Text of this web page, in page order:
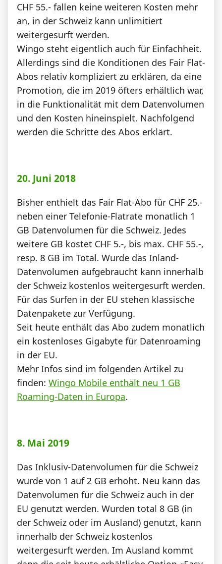
CHF 55.- fallen keine weiteren Kosten mehr
an, in der Schweiz kann unlimitiert
weitergesurft werden.
Wingo steht eigentlich auch für Einfachheit.
Allerdings sind die Konditionen des Fair Flat-
Abos relativ kompliziert zu erklären, da eine
Promotion, die im 2019 öfters erhältlich war,
in die Funktionalität mit dem Datenvolumen
und den Kosten hineinspielt. Nachfolgend
werden die Schritte des Abos erklärt.
20. Juni 2018
Bisher enthielt das Fair Flat-Abo für CHF 25.-
neben einer Telefonie-Flatrate monatlich 1
GB Datenvolumen für die Schweiz. Jedes
weitere GB kostet CHF 5.-, bis max. CHF 55.-,
resp. 8 GB im Total. Wurde das Inland-
Datenvolumen aufgebraucht kann innerhalb
der Schweiz kostenlos weitergesurft werden.
Für das Surfen in der EU stehen klassische
Datenpakete zur Verfügung.
Seit heute enthält das Abo zudem monatlich
ein kostenloses Gigabyte für Datenroaming
in der EU.
Mehr Infos sind im folgenden Artikel zu
finden: Wingo Mobile enthält neu 1 GB
Roaming-Daten in Europa.
8. Mai 2019
Das Inklusiv-Datenvolumen für die Schweiz
wurde von 1 auf 2 GB erhöht. Neu kann das
Datenvolumen für die Schweiz auch in der
EU genutzt werden. Wurden total 8 GB (in
der Schweiz oder im Ausland) genutzt, kann
innerhalb der Schweiz kostenlos
weitergesurft werden. Im Ausland kommt